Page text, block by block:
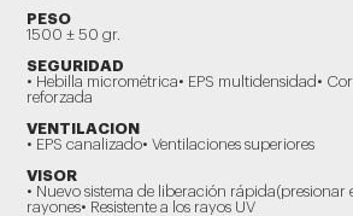
PESO
1500 ± 50 gr.
SEGURIDAD
• Hebilla micrométrica• EPS multidensidad•
reforzada
VENTILACION
• EPS canalizado• Ventilaciones superiores
VISOR
• Nuevo sistema de liberación rápida(presionar
rayones• Resistente a los rayos UV